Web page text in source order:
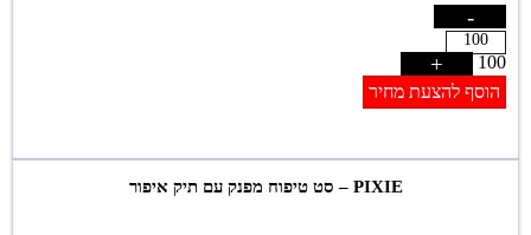
-
100
+
הוסף להצעת מחיר
PIXIE – סט טיפוח מפנק עם תיק איפור